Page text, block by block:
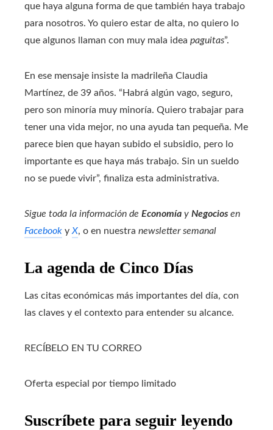
que haya alguna forma de que también haya trabajo
para nosotros. Yo quiero estar de alta, no quiero lo
que algunos llaman con muy mala idea paguitas”.
En ese mensaje insiste la madrileña Claudia
Martínez, de 39 años. “Habrá algún vago, seguro,
pero son minoría muy minoría. Quiero trabajar para
tener una vida mejor, no una ayuda tan pequeña. Me
parece bien que hayan subido el subsidio, pero lo
importante es que haya más trabajo. Sin un sueldo
no se puede vivir”, finaliza esta administrativa.
Sigue toda la información de Economía y Negocios en
Facebook y X, o en nuestra newsletter semanal
La agenda de Cinco Días
Las citas económicas más importantes del día, con
las claves y el contexto para entender su alcance.
RECÍBELO EN TU CORREO
Oferta especial por tiempo limitado
Suscríbete para seguir leyendo